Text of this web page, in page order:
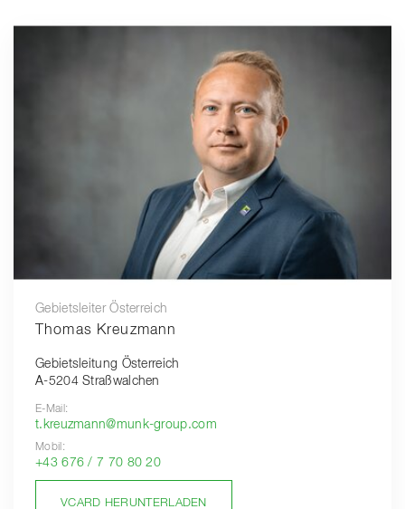
Gebietsleiter Österreich
Thomas Kreuzmann
Gebietsleitung Österreich
A-5204 Straßwalchen
E-Mail:
t.kreuzmann@munk-group.com
Mobil:
+43 676 / 7 70 80 20
VCARD HERUNTERLADEN